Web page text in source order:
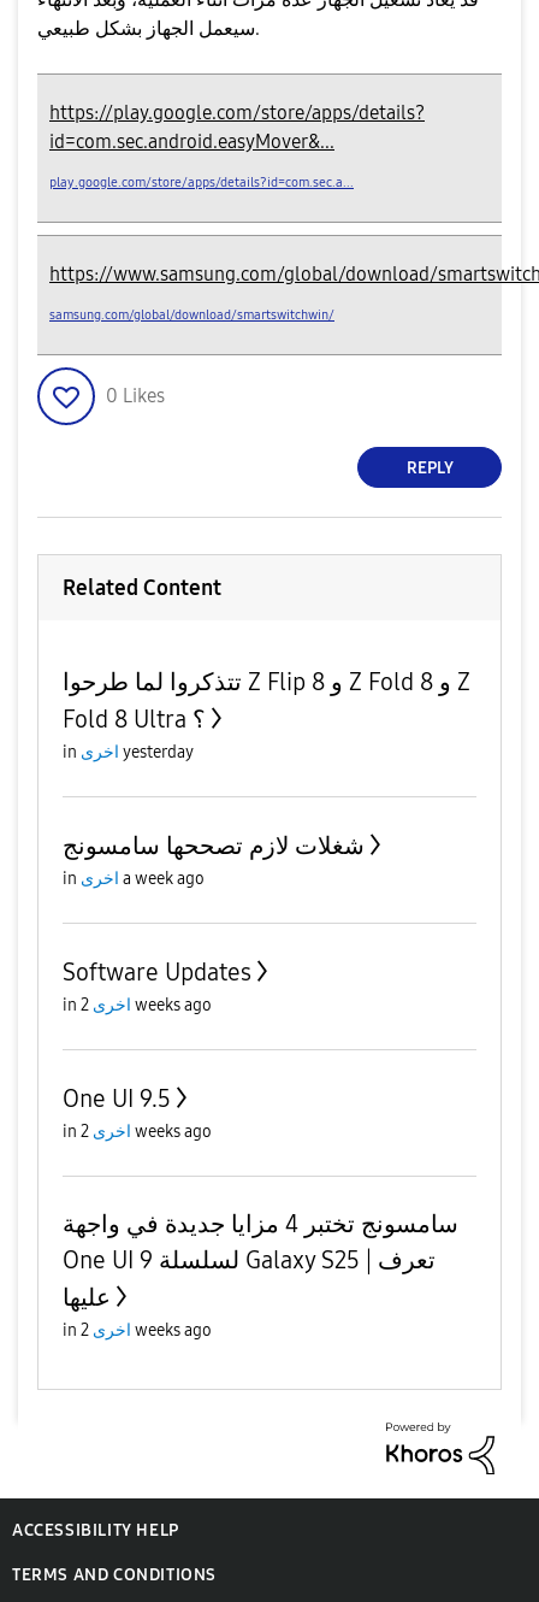
سيعمل الجهاز بشكل طبيعي.
https://play.google.com/store/apps/details?
id=com.sec.android.easyMover&...
play.google.com/store/apps/details?id=com.sec.a...
https://www.samsung.com/global/download/
samsung.com/global/download/smartswitchwin/
0 Likes
REPLY
Related Content
تتذكروا لما طرحوا Z Flip 8 و Z Fold 8 و Z
Fold 8 Ultra ؟
in اخرى yesterday
شغلات لازم تصححها سامسونج
in اخرى a week ago
Software Updates
in اخرى 2 weeks ago
One UI 9.5
in اخرى 2 weeks ago
سامسونج تختبر 4 مزايا جديدة في واجهة
One UI 9 لسلسلة Galaxy S25 | تعرف
عليها
in اخرى 2 weeks ago
ACCESSIBILITY HELP
TERMS AND CONDITIONS